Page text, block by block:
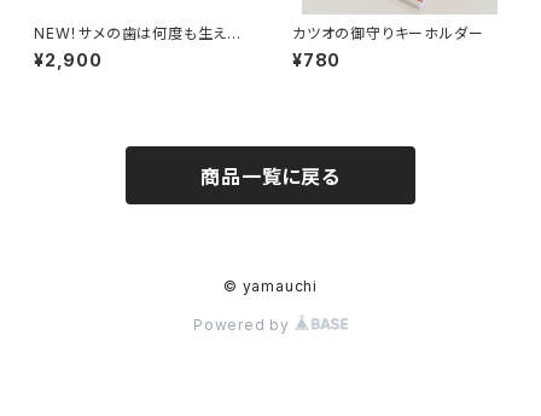
NEW！サメの歯は何度も生え変
わるTシャツ
¥2,900
カツオの御守りキーホルダー
¥780
商品一覧に戻る
© yamauchi
Powered by